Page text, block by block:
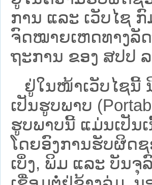
ການ ແລະ ເວັບໄຊ​
ຈົດໝາຍເຫດທາງລັ
ຖະ​ການ ຂອງ ສປ​ປ
ຢູ່ໃນໜ້າ​ເວັບ​ໄຊ​ນີ້
ເປັນຮູບພາບ
ຮູບພາບນີ້ ແມ່ນເປັນ
ໂດຍອົງການຮັບຜິດຊ
ເບິ່ງ, ພິມ ແລະ ບັນຈຸ